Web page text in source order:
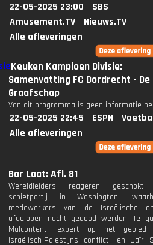
22-05-2025 23:00
SBS
Amusement.TV
Nieuws.TV
Alle afleveringen
Keuken Kampioen Divisie:
Samenvatting FC Dordrecht - De
Graafschap
Van dit programma is geen informatie
22-05-2025 22:45 ESPN
Alle afleveringen
Bar Laat: Afl. 81
Wereldleiders reageren
schietpartij in Washington,
medewerkers van de Israëlische
afgelopen nacht gedood werden. Te
Malcontent, expert op het
Israëlisch-Palestijns conflict, en Jaïr